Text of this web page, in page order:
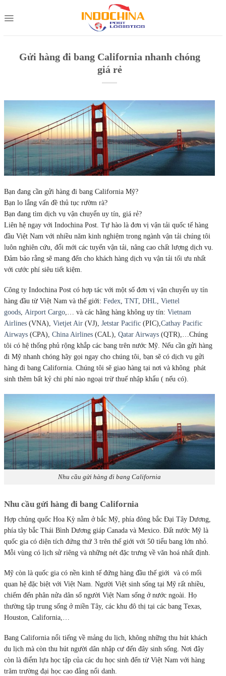
to
Gửi hàng đi bang California nhanh chóng
giá rẻ
Bạn đang cần gửi hàng đi bang California Mỹ?
Bạn lo lắng vấn đề thủ tục rườm rà?
Bạn đang tìm dịch vụ vận chuyển uy tín, giá rẻ?
Liên hệ ngay với Indochina Post. Tự hào là đơn vị vận tải quốc tế hàng
đầu Việt Nam với nhiều năm kinh nghiệm trong ngành vận tải chúng tôi
luôn nghiên cứu, đổi mới các tuyến vận tải, nâng cao chất lượng dịch vụ.
Đảm bảo rằng sẽ mang đến cho khách hàng dịch vụ vận tải tối ưu nhất
với cước phí siêu tiết kiệm.
Công ty Indochina Post có hợp tác với một số đơn vị vận chuyển uy tín
hàng đầu từ Việt Nam và thế giới: Fedex, TNT, DHL, Viettel
goods, Airport Cargo,… và các hãng hàng không uy tín: Vietnam
Airlines (VNA), Vietjet Air (VJ), Jetstar Pacific (PIC),Cathay Pacific
Airways (CPA), China Airlines (CAL), Qatar Airways (QTR),…Chúng
tôi có hệ thống phủ rộng khắp các bang trên nước Mỹ. Nếu cần gửi hàng
đi Mỹ nhanh chóng hãy gọi ngay cho chúng tôi, bạn sẽ có dịch vụ gửi
hàng đi bang California. Chúng tôi sẽ giao hàng tại nơi và không phát
sinh thêm bất kỷ chi phí nào ngoại trừ thuế nhập khẩu ( nếu có).
Nhu cầu gửi hàng đi bang California
Nhu cầu gửi hàng đi bang California
Hợp chủng quốc Hoa Kỳ nằm ở bắc Mỹ, phía đông bắc Đại Tây Dương,
phía tây bắc Thái Bình Dương giáp Canada và Mexico. Đất nước Mỹ là
quốc gia có diện tích đứng thứ 3 trên thế giới với 50 tiểu bang lớn nhỏ.
Mỗi vùng có lịch sử riêng và những nét đặc trưng về văn hoá nhất định.
Mỹ còn là quốc gia có nền kinh tế đứng hàng đầu thế giới và có mối
quan hệ đặc biệt với Việt Nam. Người Việt sinh sống tại Mỹ rất nhiều,
chiếm đến phân nửa dân số người Việt Nam sống ở nước ngoài. Họ
thường tập trung sống ở miền Tây, các khu đô thị tại các bang Texas,
Houston, California,…
Bang California nổi tiếng về mảng du lịch, không những thu hút khách
du lịch mà còn thu hút người dân nhập cư đến đây sinh sống. Nơi đây
còn là điểm lựa học tập của các du học sinh đến từ Việt Nam với hàng
trăm trường đại học cao đẳng nổi danh.